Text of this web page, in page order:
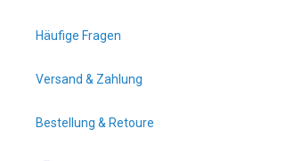
Häufige Fragen
Versand & Zahlung
Bestellung & Retoure